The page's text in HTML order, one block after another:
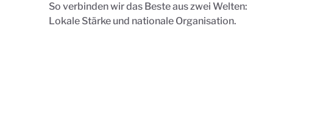
So verbinden wir das Beste aus zwei Welten:
Lokale Stärke und nationale Organisation.